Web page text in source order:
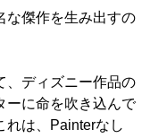
な傑作を生み出すの
、ディズニー作品の
ーに命を吹き込んで
れは、Painterなし